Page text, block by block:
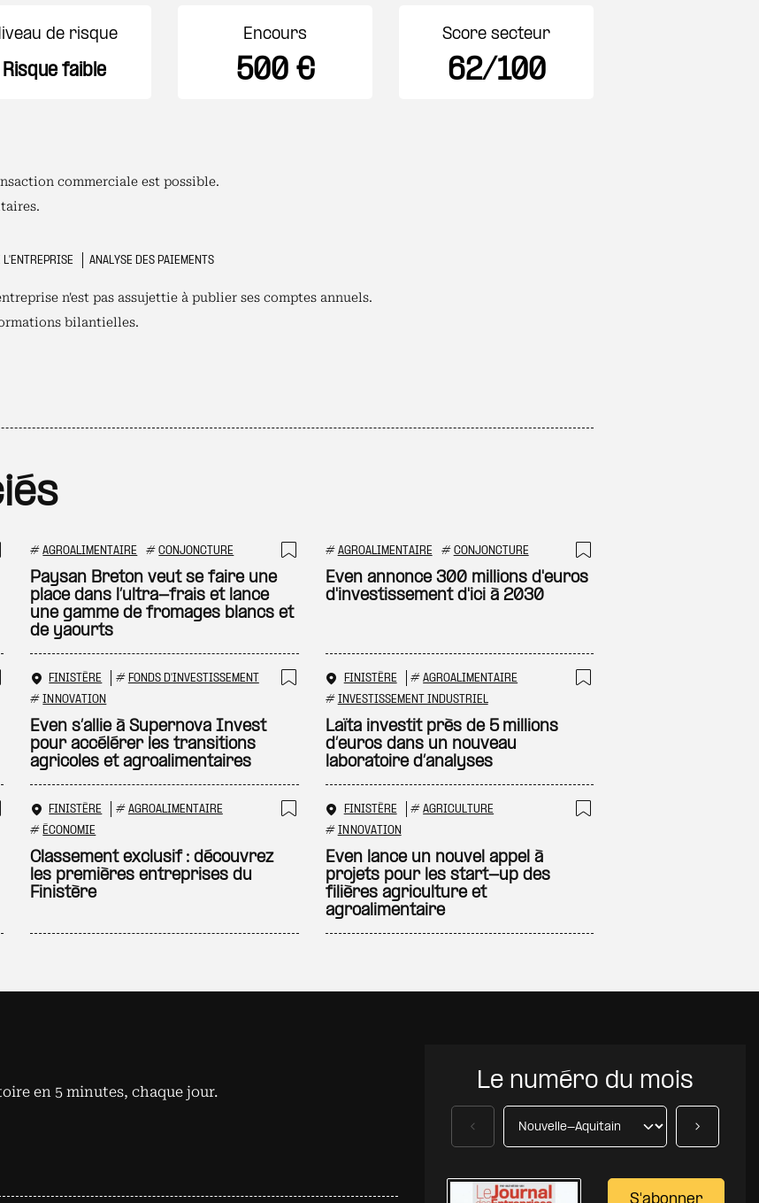
de risque
Risque faible
Encours
500 €
Score secteur
62/100
commerciale est possible.
L'ENTREPRISE ANALYSE DES PAIEMENTS
n'est pas assujettie à publier ses comptes annuels.
bilantielles.
à ma sélection
#AGROALIMENTAIRE #CONJONCTURE
Ajouter à ma sélection
Paysan Breton veut se faire une
place dans l’ultra-frais et lance
une gamme de fromages blancs et
de yaourts
# AGROALIMENTAIRE # CONJONCTURE
Ajouter à ma
Even annonce 300 millions d'euros
d'investissement d'ici à 2030
à ma sélection
FINISTÈRE # FONDS D'INVESTISSEMENT
#INNOVATION Ajouter à ma sélection
Even s’allie à Supernova Invest
pour accélérer les transitions
agricoles et agroalimentaires
FINISTÈRE #AGROALIMENTAIRE
# INVESTISSEMENT INDUSTRIEL
Laïta investit près de 5 millions
d’euros dans un nouveau
laboratoire d’analyses
à ma sélection
FINISTÈRE # AGROALIMENTAIRE
# ÉCONOMIE Ajouter à ma sélection
Classement exclusif : découvrez
les premières entreprises du
Finistère
FINISTÈRE #AGRICULTURE
# INNOVATION
Even lance un nouvel appel à
projets pour les start-up des
filières agriculture et
agroalimentaire
en 5 minutes, chaque jour. Le numéro du mois
S'abonner
Précédent Suivant